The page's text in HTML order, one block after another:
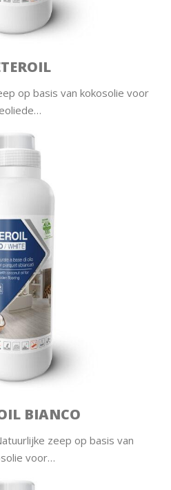
op basis van kokosolie voor
BIANCO
zeep op basis van
voor…